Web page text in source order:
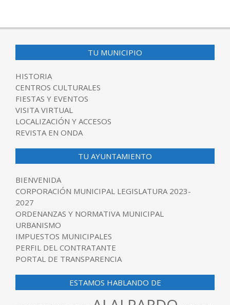
TU MUNICIPIO
HISTORIA
CENTROS CULTURALES
FIESTAS Y EVENTOS
VISITA VIRTUAL
LOCALIZACIÓN Y ACCESOS
REVISTA EN ONDA
TU AYUNTAMIENTO
BIENVENIDA
CORPORACIÓN MUNICIPAL LEGISLATURA 2023-
2027
ORDENANZAS Y NORMATIVA MUNICIPAL
URBANISMO
IMPUESTOS MUNICIPALES
PERFIL DEL CONTRATANTE
PORTAL DE TRANSPARENCIA
ESTAMOS HABLANDO DE